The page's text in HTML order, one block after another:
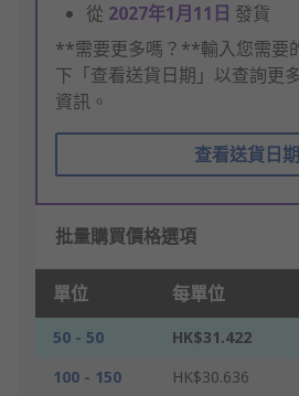
從 2027年1月11日 發貨
**需要更多嗎？**輸入您需要
下「查看送貨日期」以查詢更
資訊。
查看送貨日期
批量購買價格選項
單位 每單位
50 - 50 HK$31.422
100 - 150
HK$30.636